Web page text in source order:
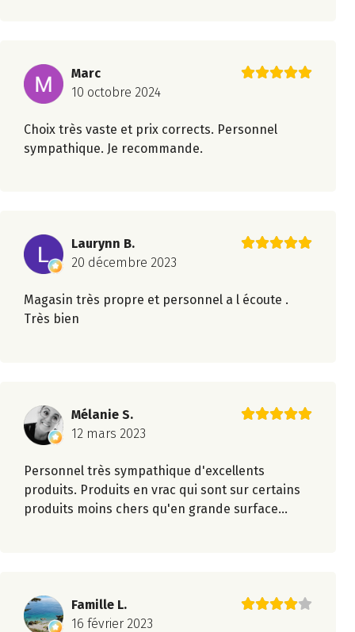
Marc
10 octobre 2024
Choix très vaste et prix corrects. Personnel
sympathique. Je recommande.
Laurynn B.
20 décembre 2023
Magasin très propre et personnel a l écoute .
Très bien
Mélanie S.
12 mars 2023
Personnel très sympathique d'excellents
produits. Produits en vrac qui sont sur certains
produits moins chers qu'en grande surface...
Famille L.
16 février 2023